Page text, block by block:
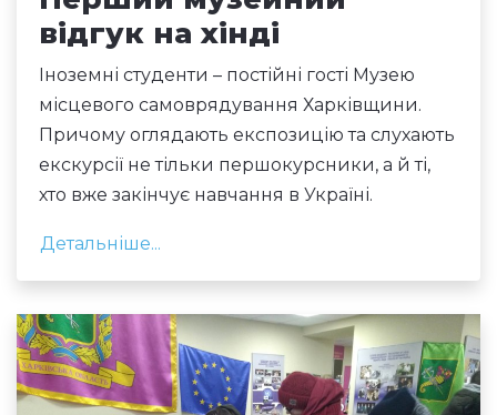
відгук на хінді
Іноземні студенти – постійні гості Музею
місцевого самоврядування Харківщини.
Причому оглядають експозицію та слухають
екскурсії не тільки першокурсники, а й ті,
хто вже закінчує навчання в Україні.
Детальніше...